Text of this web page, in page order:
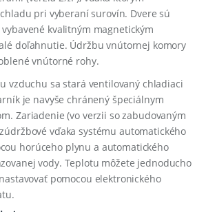
pri vyberaní surovín. Dvere sú
kvalitným magnetickým
doľahnutie. Údržbu vnútornej komory
vnútorné rohy.
vzduchu sa stará ventilovaný chladiaci
je navyše chránený špeciálnym
Zariadenie (vo verzii so zabudovaným
vďaka systému automatického
horúceho plynu a automatického
vody. Teplotu môžete jednoducho
pomocou elektronického